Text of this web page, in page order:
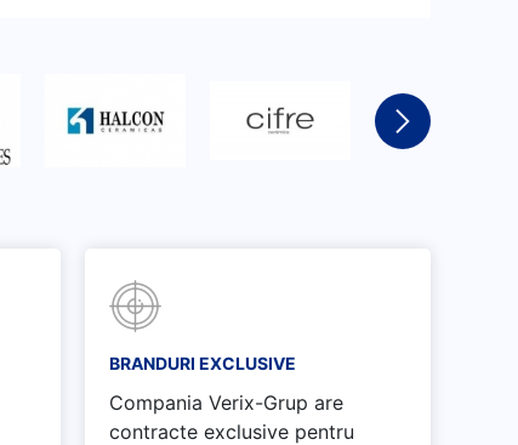
BRANDURI EXCLUSIVE
Compania Verix-Grup are
contracte exclusive pentru